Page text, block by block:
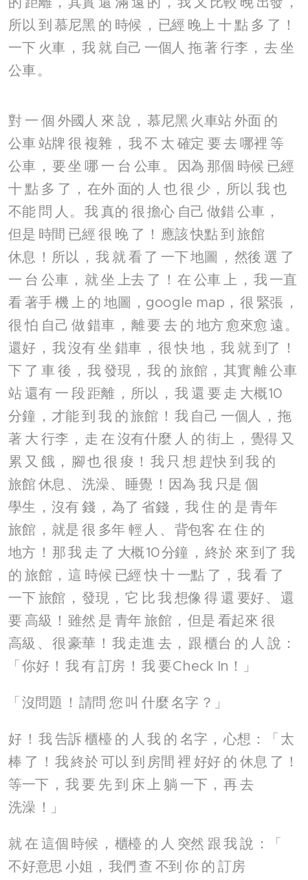
所以到 慕尼黑 的 時候 ， 已經 晚上 十 點 多 了 ！
一下 火車 ， 我 就 自己 一個人 拖著 行李 ， 去 坐
公車 。
對 一 個 外國人 來 說 ， 慕尼黑 火車站外面 的
公車 站牌 很 複雜 ， 我不 太 確定 要去 哪裡 等
公車 ， 要坐 哪 一 台 公車 。 因為 那個 時候 已經
十 點 多 了 ， 在外面的 人 也很 少 ， 所以我 也
不能 問 人 。 我 真的 很擔心 自己 做錯 公車 ，
但是 時間 已經 很 晚 了 ！ 應該快點到 旅館
休息 ！ 所以 ， 我 就看 了 一下地圖 ， 然後 選 了
一 台 公車 ， 就坐 上去 了 ！ 在 公車 上 ， 我 一直
看 著手 機 上 的 地圖 ，google map， 很 緊張 ，
很 怕 自己 做錯車 ， 離要 去 的 地方 愈來愈 遠。
還好 ， 我沒有 坐 錯車 ， 很快 地 ， 我 就到了 ！
下 了 車 後 ， 我 發現 ， 我 的 旅館 ， 其實 離公車
站 還有 一 段 距離 ， 所以 ， 我 還 要 走 大概10
分鐘 ， 才能到 我 的旅館 ！ 我 自己 一個人 ， 拖
著 大 行李 ， 走 在 沒有什麼 人 的街上 ， 覺得 又
累 又 餓 ， 腳也很 痠 ！ 我 只 想 趕快 到 我 的
旅館 休息 、 洗澡、 睡覺 ！ 因為 我 只是 個
學生 ， 沒有 錢 ， 為了 省錢 ， 我 住 的 是青年
旅館 ， 就是 很 多年 輕 人 、 背包客 在 住 的
地方 ！ 那我 走 了 大概10分鐘 ， 終於 來到了 我
的 旅館 ， 這 時候 已經 快 十 一點 了 ， 我 看 了
一下 旅館 ， 發現 ， 它 比 我 想像 得 還 要好、
還
要 高級 ！ 雖然 是 青年 旅館 ， 但是 看起來 很
高級 、 很豪華 ！ 我 走進 去 ， 跟櫃台 的 人 說 ：
「你好 ！ 我 有 訂房 ！ 我 要Check In！」
「沒問題 ！ 請問 您 叫 什麼名字 ？」
好 ！ 我 告訴 櫃檯 的 人 我 的 名字 ， 心想 ：「 太
棒 了 ！ 我終於 可以到 房間 裡 好好 的 休息 了 ！
等一下 ， 我 要 先到 床上 躺 一下 ， 再 去
洗澡 ！」
就在 這個 時候 ， 櫃檯 的 人 突然 跟我 說 ：「
不好意思 小姐 ， 我們 查 不到 你 的 訂房